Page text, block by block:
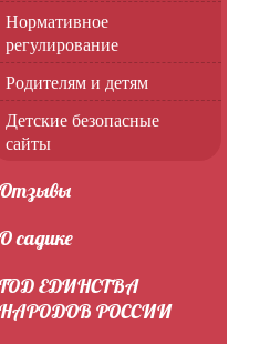
Нормативное
регулирование
Родителям и детям
Детские безопасные
сайты
Отзывы
О садике
ГОД ЕДИНСТВА
НАРОДОВ РОССИИ